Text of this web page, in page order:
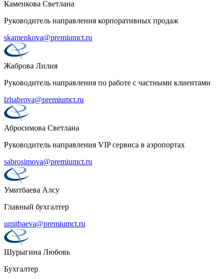
Каменкова Светлана
Руководитель направления корпоративных продаж
skamenkova@premiumct.ru
Жаброва Лилия
Руководитель направления по работе с частными клиентами
lzhabrova@premiumct.ru
Абросимова Светлана
Руководитель направления VIP сервиса в аэропортах
sabrosimova@premiumct.ru
Умитбаева Алсу
Главный бухгалтер
umitbaeva@premiumct.ru
Шурыгина Любовь
Бухгалтер